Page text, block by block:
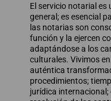
El servicio notarial es
general; es esencial
las notarias son
función y la ejercen
adaptándose a los
culturales. Vivimos
auténtica
procedimientos;
jurídica internacional;